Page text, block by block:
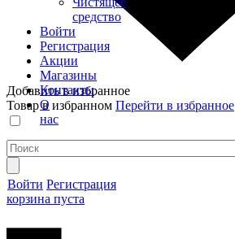
средство
Войти
Регистрация
Акции
Магазины
Контакты
О
нас
Войти Регистрация
корзина пуста
Добавить в избранное
Товар в избранном Перейти в избранное